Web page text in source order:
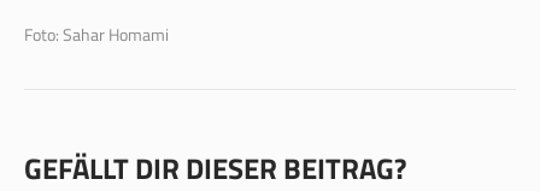
Foto: Sahar Homami
GEFÄLLT DIR DIESER BEITRAG?